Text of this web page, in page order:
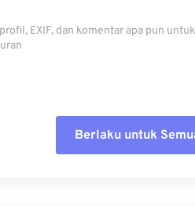
EXIF, dan komentar apa pun untuk
Berlaku untuk